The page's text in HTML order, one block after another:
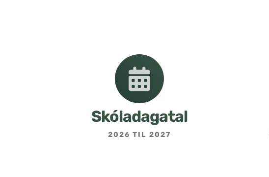
Skóladagatal
2026 TIL 2027